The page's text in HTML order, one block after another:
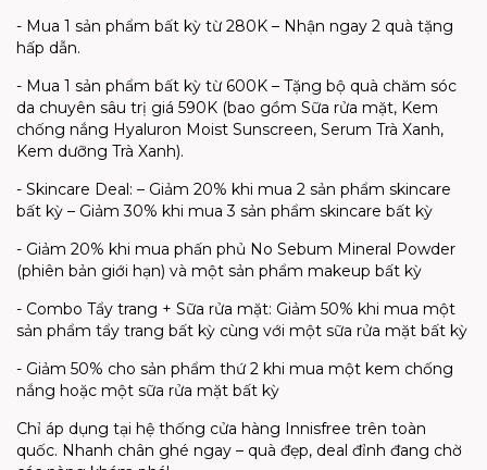
- Mua 1 sản phẩm bất kỳ từ 280K – Nhận ngay 2 quà tặng
hấp dẫn.
- Mua 1 sản phẩm bất kỳ từ 600K – Tặng bộ quà chăm sóc
da chuyên sâu trị giá 590K (bao gồm Sữa rửa mặt, Kem
chống nắng Hyaluron Moist Sunscreen, Serum Trà Xanh,
Kem dưỡng Trà Xanh).
- Skincare Deal: – Giảm 20% khi mua 2 sản phẩm skincare
bất kỳ – Giảm 30% khi mua 3 sản phẩm skincare bất kỳ
- Giảm 20% khi mua phấn phủ No Sebum Mineral Powder
(phiên bản giới hạn) và một sản phẩm makeup bất kỳ
- Combo Tẩy trang + Sữa rửa mặt: Giảm 50% khi mua một
sản phẩm tẩy trang bất kỳ cùng với một sữa rửa mặt bất kỳ
- Giảm 50% cho sản phẩm thứ 2 khi mua một kem chống
nắng hoặc một sữa rửa mặt bất kỳ
Chỉ áp dụng tại hệ thống cửa hàng Innisfree trên toàn
quốc. Nhanh chân ghé ngay – quà đẹp, deal đỉnh đang chờ